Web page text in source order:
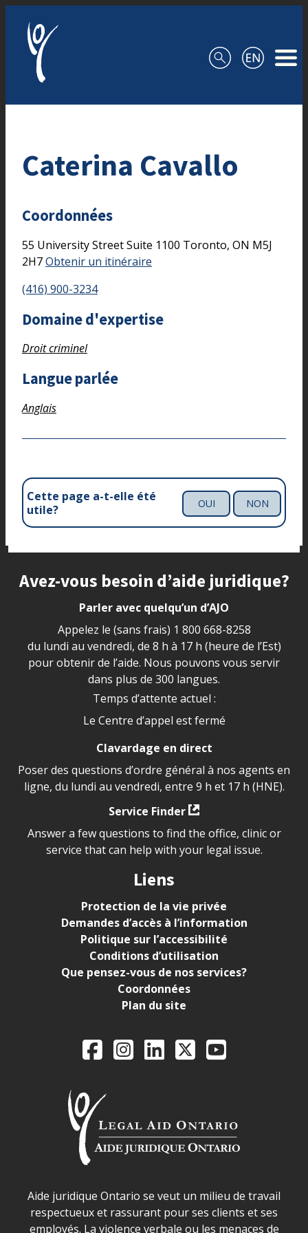
Caterina Cavallo
Coordonnées
55 University StreetSuite 1100 Toronto, ON M5J
2H7Obtenir un itinéraire
(416) 900-3234
Domaine d'expertise
Droit criminel
Langue parlée
Anglais
Cette page a-t-elle été
utile?
OUI NON
Site footer
Avez-vous besoin d’aide juridique?
Parler avec quelqu’un d’AJO
Appelez le (sans frais) 1 800 668-8258
du lundi au vendredi, de 8 h à 17 h (heure de l’Est)
pour obtenir de l’aide. Nous pouvons vous servir
dans plus de 300 langues.
Temps d’attente actuel :
Le Centre d’appel est fermé
Clavardage en direct
Poser des questions d’ordre général à nos agents en
ligne, du lundi au vendredi, entre 9 h et 17 h (HNE).
Service Finder
Answer a few questions to find the office, clinic or
service that can help with your legal issue.
Liens
Protection de la vie privée
Demandes d’accès à l’information
Politique sur l’accessibilité
Conditions d’utilisation
Que pensez-vous de nos services?
Coordonnées
Plan du site
Legal Aid Ontario
FacebookInstagram
LinkedIn
X YouTube
Déclaration sur la sécurité dans les locaux d'AJO.
Aide juridique Ontario se veut un milieu de travail
respectueux et rassurant pour ses clients et ses
employés. La violence verbale ou les menaces de